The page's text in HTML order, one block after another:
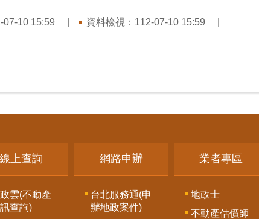
07-10 15:59
資料檢視：112-07-10 15:59
線上查詢
雲(不動產
查詢)
網路申辦
台北服務通(申
辦地政案件)
業者專區
地政士
不動產估價師